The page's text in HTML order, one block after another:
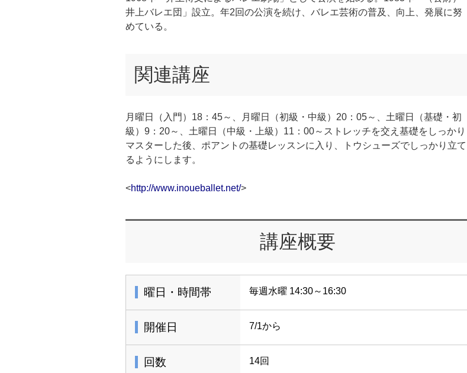
井上バレエ団」設立。年2回の公演を続け、バレエ芸術の普及、向上、発展に努
めている。
関連講座
月曜日（入門）18：45～、月曜日（初級・中級）20：05～、土曜日（基礎・初
級）9：20～、土曜日（中級・上級）11：00～ストレッチを交え基礎をしっかり
マスターした後、ポアントの基礎レッスンに入り、トウシューズでしっかり立て
るようにします。
<http://www.inoueballet.net/>
講座概要
曜日・時間帯 毎週水曜 14:30～16:30
開催日 7/1から
回数 14回